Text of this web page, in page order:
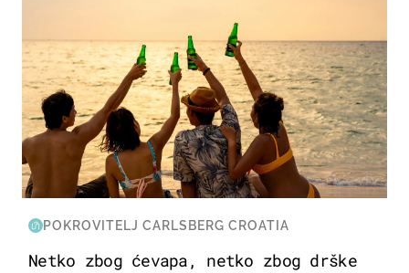
POKROVITELJ CARLSBERG CROATIA
Netko zbog ćevapa, netko zbog drške